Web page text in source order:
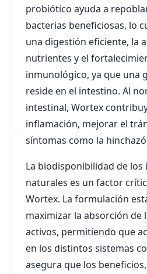
probiótico ayuda a
bacterias beneficiosas, lo
una digestión eficiente, la
nutrientes y el
inmunológico, ya que una
reside en el intestino. Al
intestinal, Wortex
inflamación, mejorar el
síntomas como la
La biodisponibilidad de los
naturales es un factor
Wortex. La formulación
maximizar la absorción de
activos, permitiendo que
en los distintos sistemas
asegura que los